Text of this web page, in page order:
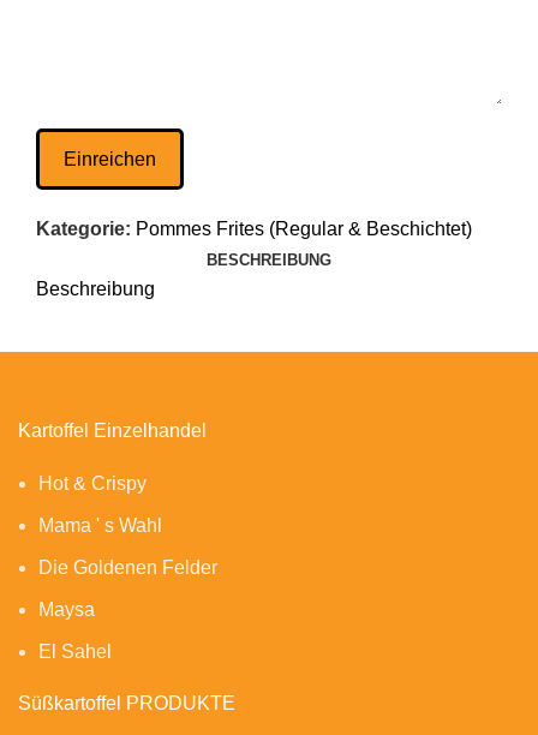
Kategorie: Pommes Frites (Regular & Beschichtet)
BESCHREIBUNG
Beschreibung
Kartoffel Einzelhandel
Hot & Crispy
Mama ' s Wahl
Die Goldenen Felder
Maysa
El Sahel
Süßkartoffel PRODUKTE